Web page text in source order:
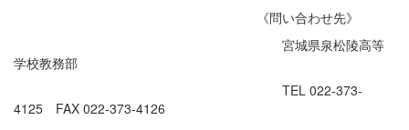
《問い合わせ先》
宮城県泉松陵高等
学校教務部
TEL 022-373-
4125 FAX 022-373-4126